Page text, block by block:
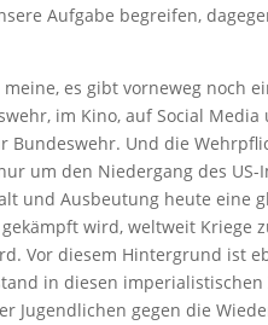
Aufgabe begreifen,
meine, es gibt vorneweg noch
im Kino, auf Social
Bundeswehr. Und die
um den Niedergang des
und Ausbeutung heute eine
wird, weltweit Kriege
Vor diesem Hintergrund ist
in diesen
Jugendlichen gegen die